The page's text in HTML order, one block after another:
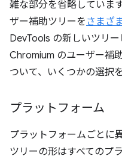
雑な部分を省略していま
ザー補助ツリーを さまざ
DevTools の新しいツリー
Chromium のユーザー補
ついて、いくつかの選択
プラットフォーム
プラットフォームごとに
ツリーの形はすべてのプ